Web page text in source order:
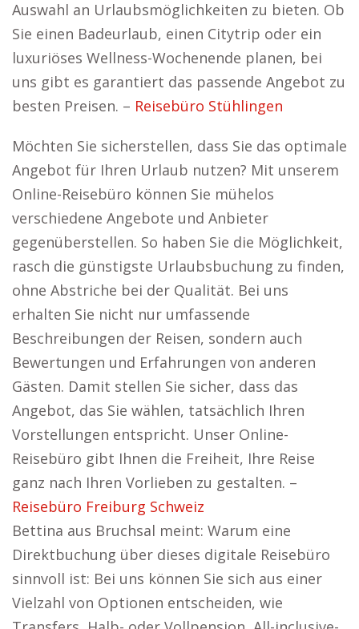
Auswahl an Urlaubsmöglichkeiten zu bieten. Ob
Sie einen Badeurlaub, einen Citytrip oder ein
luxuriöses Wellness-Wochenende planen, bei
uns gibt es garantiert das passende Angebot zu
besten Preisen. – Reisebüro Stühlingen
Möchten Sie sicherstellen, dass Sie das optimale
Angebot für Ihren Urlaub nutzen? Mit unserem
Online-Reisebüro können Sie mühelos
verschiedene Angebote und Anbieter
gegenüberstellen. So haben Sie die Möglichkeit,
rasch die günstigste Urlaubsbuchung zu finden,
ohne Abstriche bei der Qualität. Bei uns
erhalten Sie nicht nur umfassende
Beschreibungen der Reisen, sondern auch
Bewertungen und Erfahrungen von anderen
Gästen. Damit stellen Sie sicher, dass das
Angebot, das Sie wählen, tatsächlich Ihren
Vorstellungen entspricht. Unser Online-
Reisebüro gibt Ihnen die Freiheit, Ihre Reise
ganz nach Ihren Vorlieben zu gestalten. –
Reisebüro Freiburg Schweiz
Bettina aus Bruchsal meint: Warum eine
Direktbuchung über dieses digitale Reisebüro
sinnvoll ist: Bei uns können Sie sich aus einer
Vielzahl von Optionen entscheiden, wie